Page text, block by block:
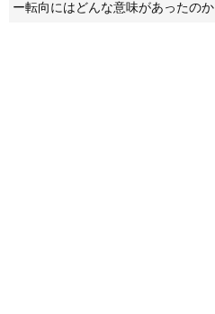
ー転向にはどんな意味があったのか